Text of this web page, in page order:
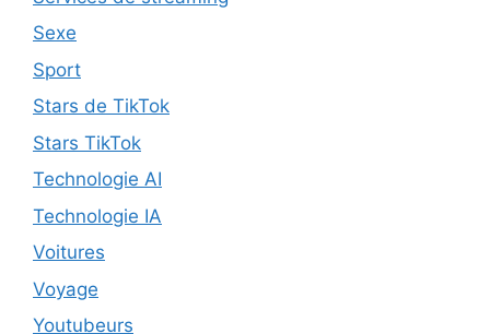
Sexe
Sport
Stars de TikTok
Stars TikTok
Technologie AI
Technologie IA
Voitures
Voyage
Youtubeurs